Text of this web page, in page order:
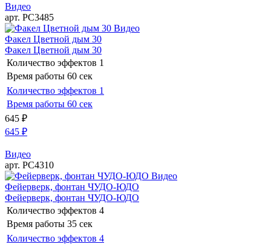
Видео
арт. РС3485
Видео
Факел Цветной дым 30
Факел Цветной дым 30
Количество эффектов 1
Время работы 60 сек
Количество эффектов 1
Время работы 60 сек
645 ₽
645 ₽
Видео
арт. РС4310
Видео
Фейерверк, фонтан ЧУДО-ЮДО
Фейерверк, фонтан ЧУДО-ЮДО
Количество эффектов 4
Время работы 35 сек
Количество эффектов 4